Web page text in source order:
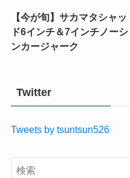
【今が旬】サカマタシャッ
ド6インチ＆7インチノーシ
ンカージャーク
Twitter
Tweets by tsuntsun526